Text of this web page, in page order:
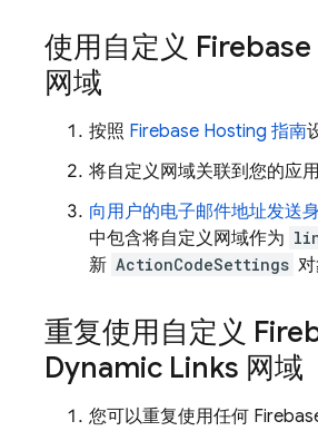
使用自定义
网域
按照 Firebase Hosting 指南
将自定义网域关联到您的应
向用户的电子邮件地址发送
中包含将自定义网域作为
新 ActionCodeSettings 对
重复使用自定义
Dynamic Links 网域
您可以重复使用任何